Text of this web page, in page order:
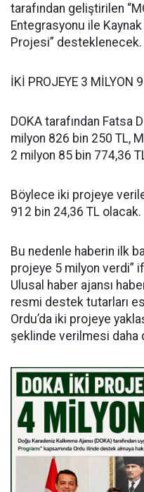
tarafından geliştirilen
Entegrasyonu ile
Projesi” desteklenecek.
İKİ PROJEYE 3 MİLYON
DOKA tarafından Fatsa
milyon 826 bin 250 TL,
2 milyon 85 bin 774,36
Böylece iki projeye
912 bin 24,36 TL olacak.
Bu nedenle haberin ilk
projeye 5 milyon verdi”
Ulusal haber ajansı
resmi destek tutarları
Ordu’da iki projeye
şeklinde verilmesi daha